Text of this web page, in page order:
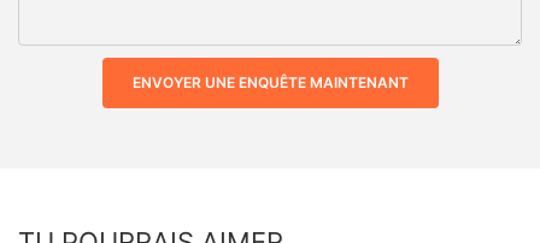
ENVOYER UNE ENQUÊTE MAINTENANT